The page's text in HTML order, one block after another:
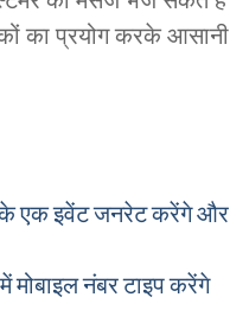
का प्रयोग करके आसानी
एक इवेंट जनरेट करेंगे और
नंबर टाइप करेंगे